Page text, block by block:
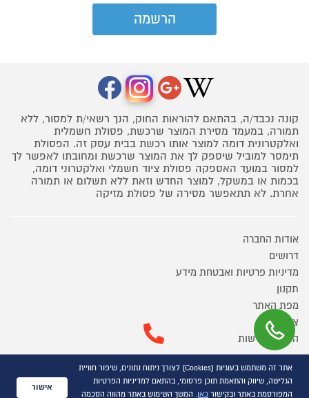
קונה נכבד/ה, בהתאם להוראות החוק, הנך רשאי/ת למסור, ללא
תמורה, במעמד מסירת המוצר שרכשת, פסולת חשמלית
ואלקטרונית דומה למוצר אותו רכשת בבית עסק זה. הפסולת
תימסר למוביל שיספק לך את המוצר שרכשת ומחובתו לאפשר לך
למסור במועד האספקה פסולת ציוד חשמלי ואלקטרוני דומה,
בכמות או במשקל, למוצר החדש וזאת ללא תשלום או תמורה
אחרת. לא תתאפשר מסירה של פסולת מזיקה
אודות החברה
דרושים
מדיניות פרטיות ואבטחת מידע
תקנון
מפת האתר
צור קשר
הצהרת נגישות
מוקד הזמנות ושירות לקוחות
03-9545370
אתר זה משתמש בעוגיות (Cookies) לצורך ניתוח נתונים, שיפור חוויית
הגלישה, שיווק והתאמת תוכן פרסומי, בהתאם למדיניות הפרטיות
המפורסמת באתר ובקישור כאן. המשך השימוש באתר מהווה הסכמה
אישור